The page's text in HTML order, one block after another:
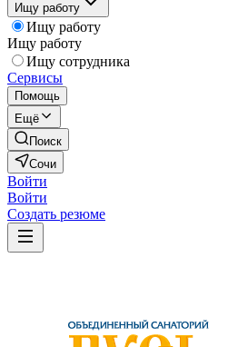
Ищу работу
Ищу работу
Ищу работу
Ищу сотрудника
Сервисы
Помощь
Ещё
Поиск
Сочи
Войти
Войти
Создать резюме